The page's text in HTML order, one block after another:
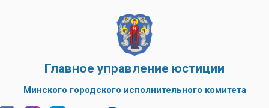
Главное управление юстиции
Минского городского исполнительного комитета